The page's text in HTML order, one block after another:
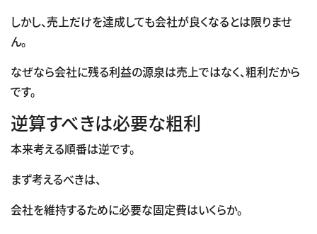
しかし、売上だけを達成しても会社が良くなるとは限りませ
ん。
なぜなら会社に残る利益の源泉は売上ではなく、粗利だから
です。
逆算すべきは必要な粗利
本来考える順番は逆です。
まず考えるべきは、
会社を維持するために必要な固定費はいくらか。